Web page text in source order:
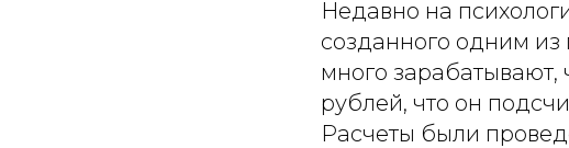
Недавно на
созданного одним из
много зарабатывают,
рублей, что он
Расчеты были